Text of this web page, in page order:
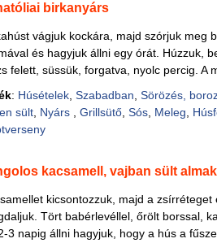
birkanyárs
vágjuk kockára, majd szórjuk meg
és hagyjuk állni egy órát. Húzzuk,
felett, süssük, forgatva, nyolc percig. A
: Húsételek, Szabadban Sörözés,
sült, Nyárs Grillsütő, Sós, Meleg
kacsamell, vajban sült
kicsontozzuk, majd a
Tört babérlevéllel, őrölt borssal,
3 napig állni hagyjuk, hogy a hús a